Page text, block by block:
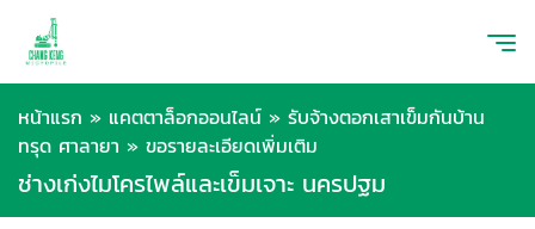
หน้าแรก » แคตตาล็อกออนไลน์ » รับจ้างตอกเสาเข็มกันบ้าน
ทรุด ศาลายา » ขอรายละเอียดเพิ่มเติม
ช่างเก่งไมโครไพล์และเข็มเจาะ นครปฐม